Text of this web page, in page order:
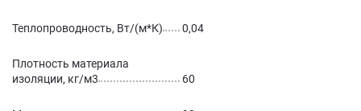
Теплопроводность, Вт/(м*К) 0,04
Плотность материала
изоляции, кг/м3
60